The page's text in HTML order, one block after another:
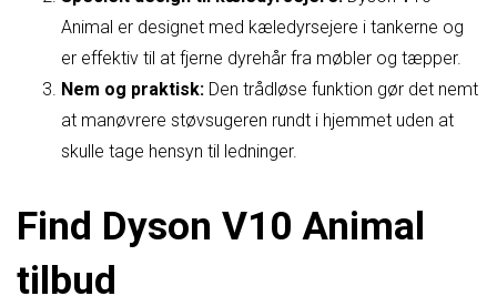
Animal er designet med kæledyrsejere i tankerne og
er effektiv til at fjerne dyrehår fra møbler og tæpper.
Nem og praktisk: Den trådløse funktion gør det nemt
at manøvrere støvsugeren rundt i hjemmet uden at
skulle tage hensyn til ledninger.
Find Dyson V10 Animal
tilbud